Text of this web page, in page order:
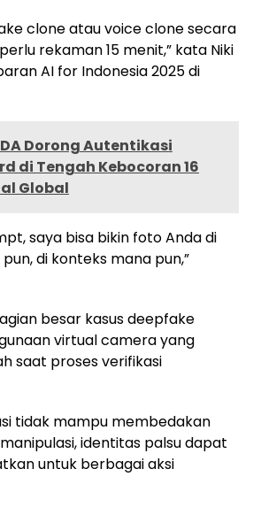
clone atau voice clone secara
rekaman 15 menit,” kata Niki
AI for Indonesia 2025 di
Dorong Autentikasi
di Tengah Kebocoran 16
Global
saya bisa bikin foto Anda di
di konteks mana pun,”
besar kasus deepfake
virtual camera yang
saat proses verifikasi
tidak mampu membedakan
identitas palsu dapat
untuk berbagai aksi